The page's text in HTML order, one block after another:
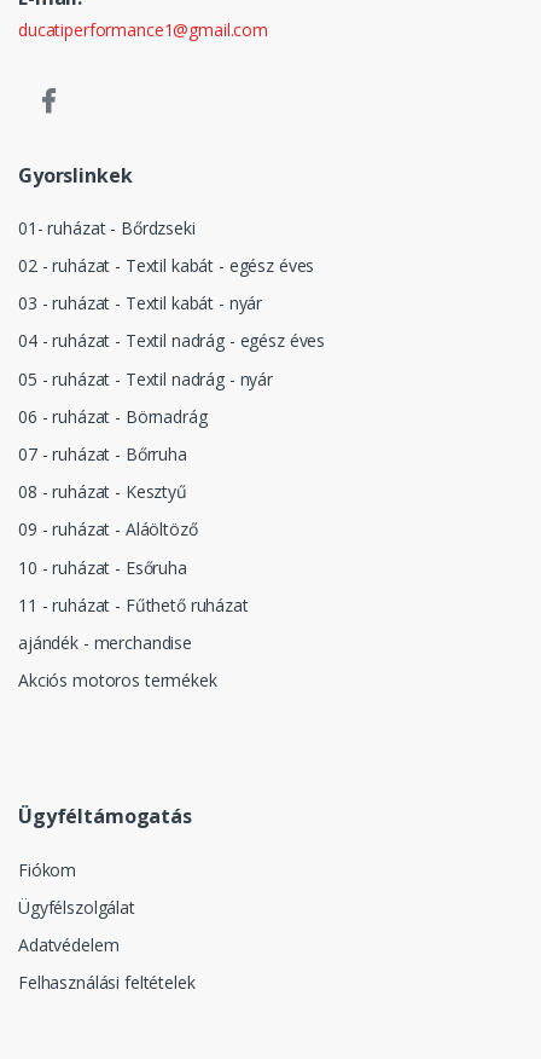
ducatiperformance1@gmail.com
Gyorslinkek
01- ruházat - Bőrdzseki
02 - ruházat - Textil kabát - egész éves
03 - ruházat - Textil kabát - nyár
04 - ruházat - Textil nadrág - egész éves
05 - ruházat - Textil nadrág - nyár
06 - ruházat - Börnadrág
07 - ruházat - Bőrruha
08 - ruházat - Kesztyű
09 - ruházat - Aláöltöző
10 - ruházat - Esőruha
11 - ruházat - Fűthető ruházat
ajándék - merchandise
Akciós motoros termékek
Ügyféltámogatás
Fiókom
Ügyfélszolgálat
Adatvédelem
Felhasználási feltételek